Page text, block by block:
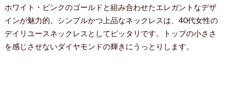
ホワイト・ピンクのゴールドと組み合わせたエレガントなデザ
インが魅力的。シンプルかつ上品なネックレスは、40代女性の
デイリユースネックレスとしてピッタリです。トップの小ささ
を感じさせないダイヤモンドの輝きにうっとりします。